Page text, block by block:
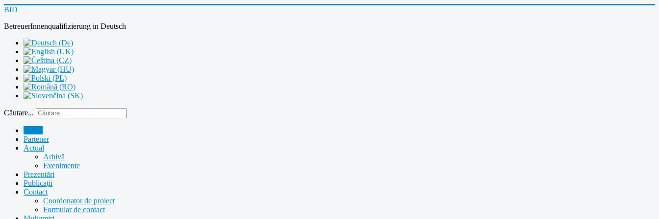
BID
BetreuerInnenqualifizierung in Deutsch
Căutare...
Partener
Actual
Arhivă
Evenimente
Prezentări
Publicaţii
Contact
Coordonator de proiect
Formular de contact